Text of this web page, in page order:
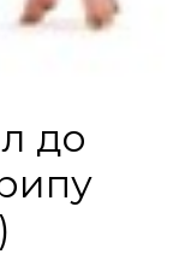
до